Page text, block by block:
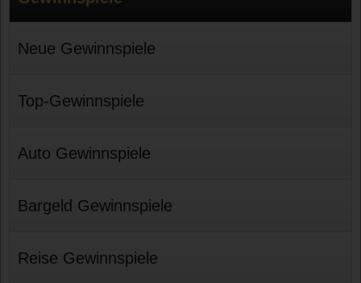
Neue Gewinnspiele
Top-Gewinnspiele
Auto Gewinnspiele
Bargeld Gewinnspiele
Reise Gewinnspiele